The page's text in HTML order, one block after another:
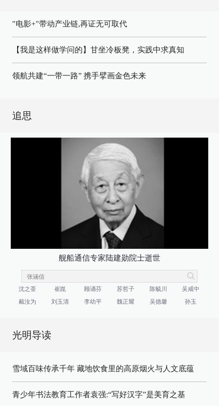
"电影+"带动产业链,再证无可取代
【我是这样做学问的】甘坐冷板凳，实践中求真知
领航共建“一带一路” 携手擘画金色未来
追思
舰船通信专家陆建勋院士逝世
沈之荃 崔崑 顾诵芬 苏哲子 陈毓川
吴咸中
戴汝为
刘玉清 李幼平 魏正耀 吴德馨 孙玉
光明导读
雪域百味传承千年 藏地饮食里的高原烟火与人文底蕴
青少年书法教育工作者袁强:“写好汉字”是美育之基